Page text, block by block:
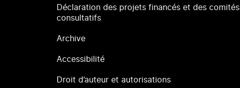
Déclaration des projets financés et des comités
consultatifs
Archive
Accessibilité
Droit d’auteur et autorisations